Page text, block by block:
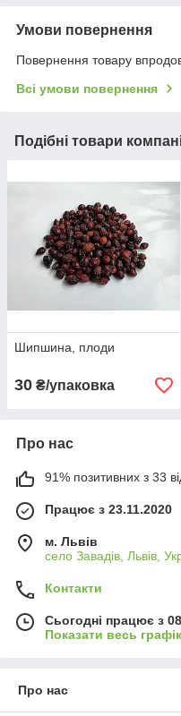
Умови повернення
Повернення товару
Всі умови повернення
Подібні товари
Шипшина, плоди
30 ₴/упаковка
Про нас
91% позитивних з 33
Працює з 23.11.2020
м. Львів
село Завадів, Львів,
Контакти
Сьогодні працює з
Показати весь
Про нас